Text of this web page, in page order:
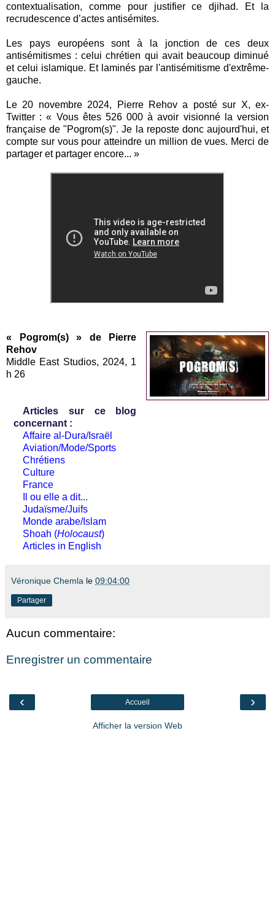
contextualisation, comme pour justifier ce djihad. Et la
recrudescence d’actes antisémites.
Les pays européens sont à la jonction de ces deux
antisémitismes : celui chrétien qui avait beaucoup diminué
et celui islamique. Et laminés par l'antisémitisme d'extrême-
gauche.
Le 20 novembre 2024, Pierre Rehov a posté sur X, ex-
Twitter : « Vous êtes 526 000 à avoir visionné la version
française de "Pogrom(s)". Je la reposte donc aujourd'hui, et
compte sur vous pour atteindre un million de vues. Merci de
partager et partager encore... »
« Pogrom(s) » de Pierre
Rehov
Middle East Studios, 2024, 1
h 26
Articles sur ce blog
concernant :
Affaire al-Dura/Israël
Aviation/Mode/Sports
Chrétiens
Culture
France
Il ou elle a dit...
Judaïsme/Juifs
Monde arabe/Islam
Shoah (Holocaust)
Articles in English
Véronique Chemla le 09:04:00
Partager
Aucun commentaire:
Enregistrer un commentaire
‹ ›
Accueil
Afficher la version Web